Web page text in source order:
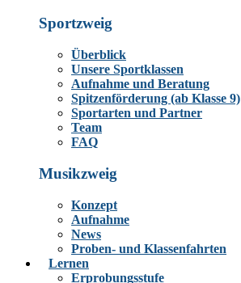
Sportzweig
Überblick
Unsere Sportklassen
Aufnahme und Beratung
Spitzenförderung (ab Klasse 9)
Sportarten und Partner
Team
FAQ
Musikzweig
Konzept
Aufnahme
News
Proben- und Klassenfahrten
Lernen
Erprobungsstufe